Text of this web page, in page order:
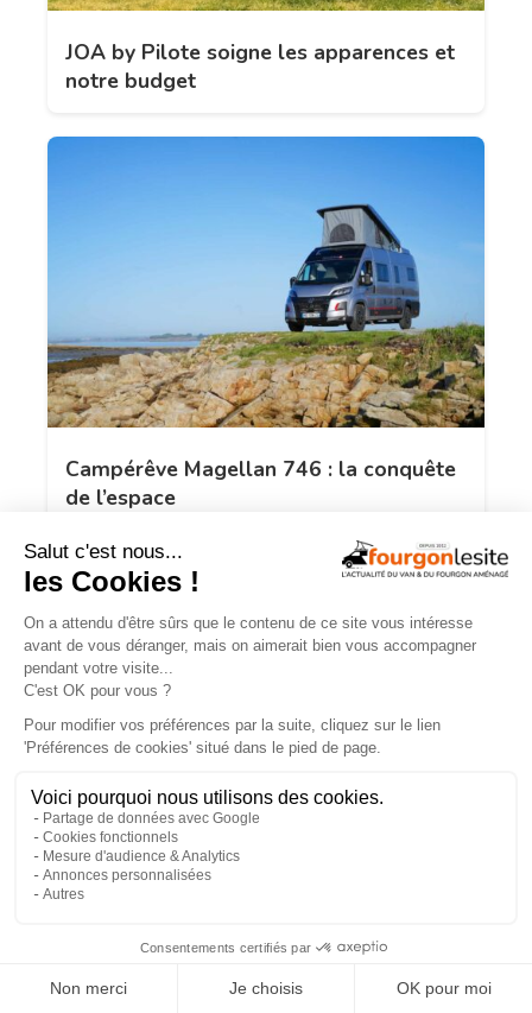
JOA by Pilote soigne les apparences et
notre budget
Campérêve Magellan 746 : la conquête
de l’espace
TROUVEZUN AMÉNAGEUR
PRÈS DE CHEZ VOUS !
260professionnels de l'aménagement de vans
et de fourgons référencés partout en France !
Explorer la carte
Recherche
par services
aménageurs